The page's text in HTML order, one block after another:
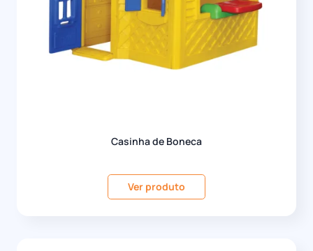
Casinha de Boneca
Ver produto